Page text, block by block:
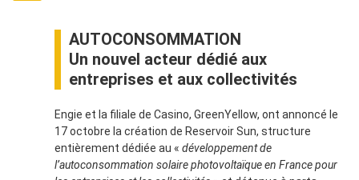
AUTOCONSOMMATION
Un nouvel acteur dédié aux
entreprises et aux collectivités
Engie et la filiale de Casino, GreenYellow, ont annoncé le
17 octobre la création de Reservoir Sun, structure
entièrement dédiée au « développement de
l’autoconsommation solaire photovoltaïque en France pour